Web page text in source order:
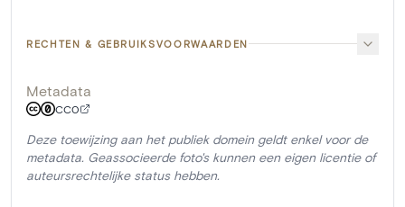
RECHTEN & GEBRUIKSVOORWAARDEN
Metadata
CC0
Deze toewijzing aan het publiek domein geldt enkel voor de
metadata. Geassocieerde foto's kunnen een eigen licentie of
auteursrechtelijke status hebben.